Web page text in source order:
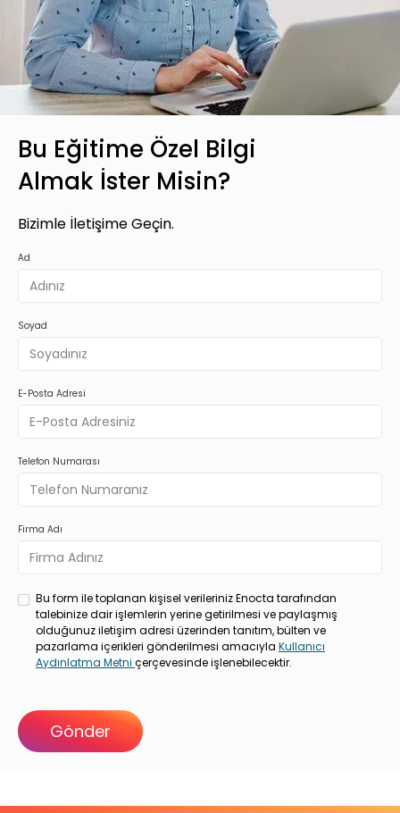
Bu Eğitime Özel Bilgi
Almak İster Misin?
Bizimle İletişime Geçin.
Ad
Soyad
E-Posta Adresi
Telefon Numarası
Firma Adı
Bu form ile toplanan kişisel verileriniz Enocta tarafından
talebinize dair işlemlerin yerine getirilmesi ve paylaşmış
olduğunuz iletişim adresi üzerinden tanıtım, bülten ve
pazarlama içerikleri gönderilmesi amacıyla Kullanıcı
Aydınlatma Metni çerçevesinde işlenebilecektir.